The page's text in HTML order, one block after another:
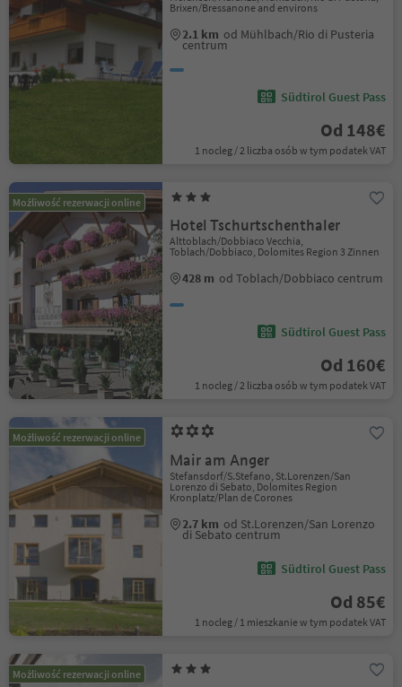
Brixen/Bressanone and environs
2.1 km od Mühlbach/Rio di Pusteria
centrum
Südtirol Guest Pass
Od 148€
1 nocleg / 2 liczba osób w tym podatek VAT
Możliwość rezerwacji online
Hotel Tschurtschenthaler
Alttoblach/Dobbiaco Vecchia,
Toblach/Dobbiaco, Dolomites Region 3 Zinnen
428 m od Toblach/Dobbiaco centrum
Südtirol Guest Pass
Od 160€
1 nocleg / 2 liczba osób w tym podatek VAT
Możliwość rezerwacji online
Mair am Anger
Stefansdorf/S.Stefano, St.Lorenzen/San
Lorenzo di Sebato, Dolomites Region
Kronplatz/Plan de Corones
2.7 km od St.Lorenzen/San Lorenzo
di Sebato centrum
Südtirol Guest Pass
Od 85€
1 nocleg / 1 mieszkanie w tym podatek VAT
Możliwość rezerwacji online